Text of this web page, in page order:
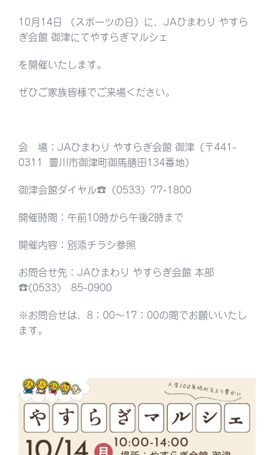
10月14日 （スポーツの日）に、JAひまわり やすら
ぎ会館 御津にてやすらぎマルシェ
を開催いたします。
ぜひご家族皆様でご来場ください。
会 場：JAひまわり やすらぎ会館 御津（〒441-
0311 豊川市御津町御馬膳田134番地）
御津会館ダイヤル☎︎（0533）77-1800
開催時間：午前10時から午後2時まで
開催内容：別添チラシ参照
お問合せ先：JAひまわり やすらぎ会館 本部
☎︎(0533) 85-0900
※お問合せは、8：00〜17：00の間でお願いいたし
ます。